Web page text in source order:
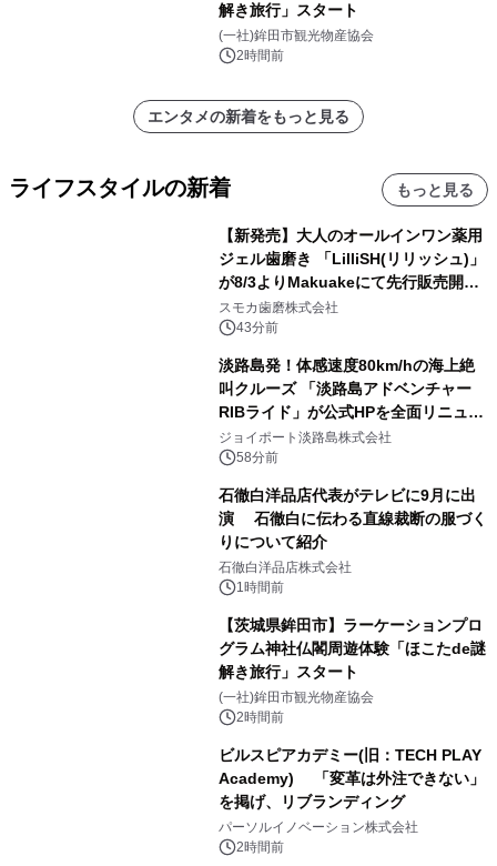
解き旅行」スタート
(一社)鉾田市観光物産協会
2時間前
エンタメの新着をもっと見る
ライフスタイルの新着 もっと見る
【新発売】大人のオールインワン薬用
ジェル歯磨き 「LilliSH(リリッシュ)」
が8/3よりMakuakeにて先行販売開
始！
スモカ歯磨株式会社
43分前
淡路島発！体感速度80km/hの海上絶
叫クルーズ 「淡路島アドベンチャー
RIBライド」が公式HPを全面リニュー
アル！ ～スマホで即予約完了の「スマ
ート設計」へ刷新～
ジョイポート淡路島株式会社
58分前
石徹白洋品店代表がテレビに9月に出
演 石徹白に伝わる直線裁断の服づく
りについて紹介
石徹白洋品店株式会社
1時間前
【茨城県鉾田市】ラーケーションプロ
グラム神社仏閣周遊体験「ほこたde謎
解き旅行」スタート
(一社)鉾田市観光物産協会
2時間前
ビルスピアカデミー(旧：TECH PLAY
Academy) 「変革は外注できない」
を掲げ、リブランディング
パーソルイノベーション株式会社
2時間前